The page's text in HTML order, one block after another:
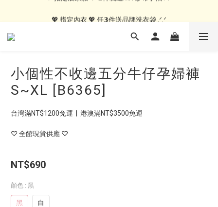
💖 指定內衣 💖 任𝟯件送品牌洗衣袋 .ᐟ.ᐟ
🍑內褲自由配🍑 3件499, 10件79折免運
小個性不收邊五分牛仔孕婦褲
S~XL [B6365]
台灣滿NT$1200免運  |  港澳滿NT$3500免運
♡ 全館現貨供應 ♡
NT$690
顏色 : 黑
黑 白